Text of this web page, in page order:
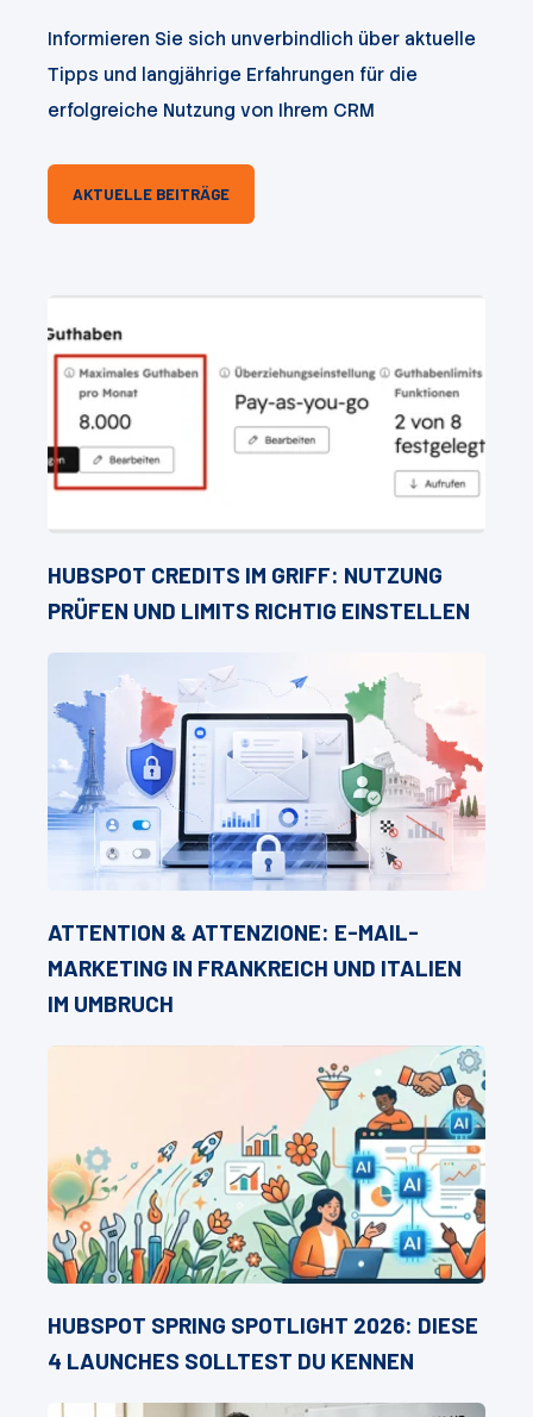
Informieren Sie sich unverbindlich über aktuelle
Tipps und langjährige Erfahrungen für die
erfolgreiche Nutzung von Ihrem CRM
AKTUELLE BEITRÄGE
HUBSPOT CREDITS IM GRIFF: NUTZUNG
PRÜFEN UND LIMITS RICHTIG EINSTELLEN
ATTENTION & ATTENZIONE: E-MAIL-
MARKETING IN FRANKREICH UND ITALIEN
IM UMBRUCH
HUBSPOT SPRING SPOTLIGHT 2026: DIESE
4 LAUNCHES SOLLTEST DU KENNEN